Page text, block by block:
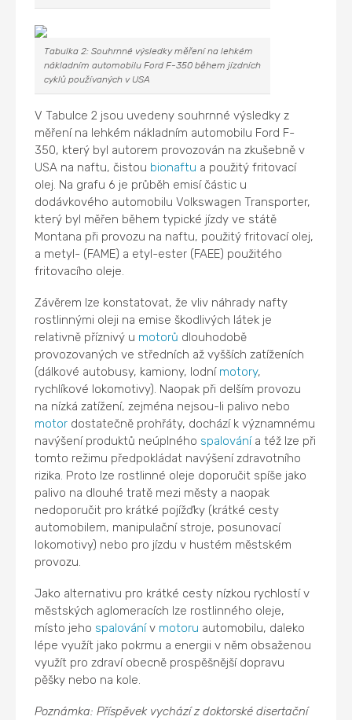
Tabulka 2: Souhrnné výsledky měření na lehkém
nákladním automobilu Ford F-350 během jízdních
cyklů používaných v USA
V Tabulce 2 jsou uvedeny souhrnné výsledky z
měření na lehkém nákladním automobilu Ford F-
350, který byl autorem provozován na zkušebně v
USA na naftu, čistou bionaftu a použitý fritovací
olej. Na grafu 6 je průběh emisí částic u
dodávkového automobilu Volkswagen Transporter,
který byl měřen během typické jízdy ve státě
Montana při provozu na naftu, použitý fritovací olej,
a metyl- (FAME) a etyl-ester (FAEE) použitého
fritovacího oleje.
Závěrem lze konstatovat, že vliv náhrady nafty
rostlinnými oleji na emise škodlivých látek je
relativně příznivý u motorů dlouhodobě
provozovaných ve středních až vyšších zatíženích
(dálkové autobusy, kamiony, lodní motory,
rychlíkové lokomotivy). Naopak při delším provozu
na nízká zatížení, zejména nejsou-li palivo nebo
motor dostatečně prohřáty, dochází k významnému
navýšení produktů neúplného spalovánía též lze při
tomto režimu předpokládat navýšení zdravotního
rizika. Proto lze rostlinné oleje doporučit spíše jako
palivo na dlouhé tratě mezi městy a naopak
nedoporučit pro krátké pojížďky (krátké cesty
automobilem, manipulační stroje, posunovací
lokomotivy) nebo pro jízdu v hustém městském
provozu.
Jako alternativu pro krátké cesty nízkou rychlostí v
městských aglomeracích lze rostlinného oleje,
místo jeho spalovánív motoru automobilu, daleko
lépe využít jako pokrmu a energii v něm obsaženou
využít pro zdraví obecně prospěšnější dopravu
pěšky nebo na kole.
Poznámka: Příspěvek vychází z doktorské disertační